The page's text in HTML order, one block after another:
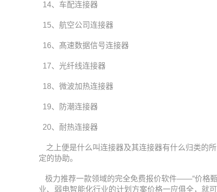
14、车配连接器
15、航空公司连接器
16、髙速数据信号连接器
17、光纤线连接器
18、微波加热连接器
19、防潮连接器
20、耐热连接器
之上便是什么叫连接器及其连接器有什么归类的
定的协助。
极力推荐一款领域的完全免费报价软件——“价格
业、弱电智能化行业的计划方案价格一应俱全，就